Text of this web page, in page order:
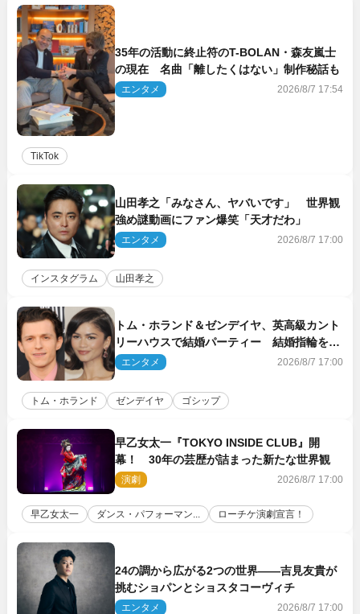
35年の活動に終止符のT-BOLAN・森友嵐士
の現在 名曲「離したくはない」制作秘話も
エンタメ 2026/8/7 17:54
TikTok
山田孝之「みなさん、ヤバいです」 世界観
強め謎動画にファン爆笑「天才だわ」
エンタメ 2026/8/7 17:00
インスタグラム 山田孝之
トム・ホランド＆ゼンデイヤ、英高級カント
リーハウスで結婚パーティー 結婚指輪を身
に着けたトムも初キャッチ
エンタメ 2026/8/7 17:00
トム・ホランド ゼンデイヤ ゴシップ
早乙女太一『TOKYO INSIDE CLUB』開
幕！ 30年の芸歴が詰まった新たな世界観
演劇 2026/8/7 17:00
早乙女太一 ダンス・パフォーマン... ローチケ演劇宣言！
24の調から広がる2つの世界――吉見友貴が
挑むショパンとショスタコーヴィチ
エンタメ 2026/8/7 17:00